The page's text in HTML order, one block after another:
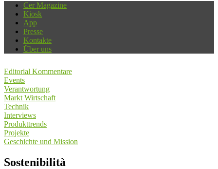
Cer Magazine
Kiosk
App
Presse
Kontakte
Über uns
Editorial Kommentare
Events
Verantwortung
Markt Wirtschaft
Technik
Interviews
Produkttrends
Projekte
Geschichte und Mission
Sostenibilità